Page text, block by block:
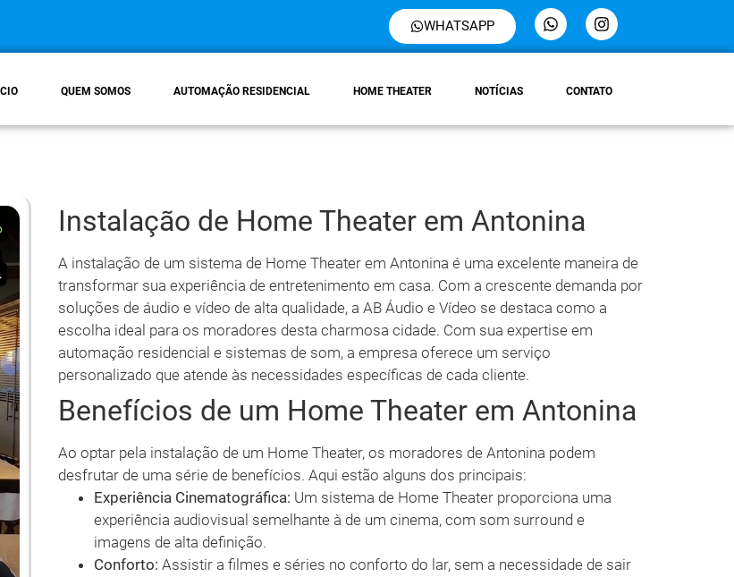
WHATSAPP
QUEM SOMOS AUTOMAÇÃO RESIDENCIAL HOME THEATER NOTÍCIAS CONTATO
Instalação de Home Theater em Antonina
A instalação de um sistema de Home Theater em Antonina é uma excelente maneira de
transformar sua experiência de entretenimento em casa. Com a crescente demanda por
soluções de áudio e vídeo de alta qualidade, a AB Áudio e Vídeo se destaca como a
escolha ideal para os moradores desta charmosa cidade. Com sua expertise em
automação residencial e sistemas de som, a empresa oferece um serviço
personalizado que atende às necessidades específicas de cada cliente.
Benefícios de um Home Theater em Antonina
Ao optar pela instalação de um Home Theater, os moradores de Antonina podem
desfrutar de uma série de benefícios. Aqui estão alguns dos principais:
Experiência Cinematográfica: Um sistema de Home Theater proporciona uma
experiência audiovisual semelhante à de um cinema, com som surround e
imagens de alta definição.
Conforto: Assistir a filmes e séries no conforto do lar, sem a necessidade de sair